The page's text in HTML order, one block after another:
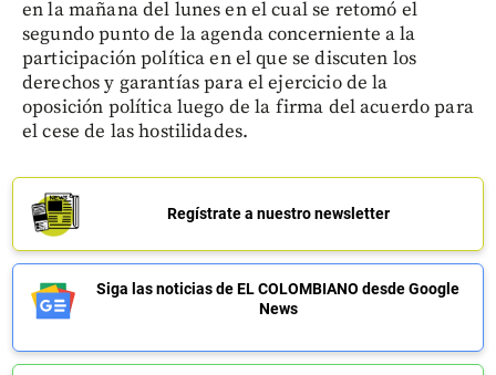
en la mañana del lunes en el cual se retomó el
segundo punto de la agenda concerniente a la
participación política en el que se discuten los
derechos y garantías para el ejercicio de la
oposición política luego de la firma del acuerdo para
el cese de las hostilidades.
Regístrate a nuestro newsletter
Siga las noticias de EL COLOMBIANO desde Google
News